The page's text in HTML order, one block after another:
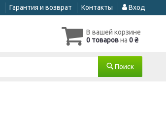
Гарантия и возврат Контакты Вход
В вашей корзине
0 товаровна 0 ₴
Поиск